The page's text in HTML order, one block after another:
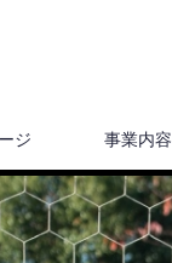
ジ 事業内容